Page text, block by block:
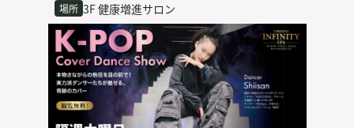
場所 3F 健康増進サロン